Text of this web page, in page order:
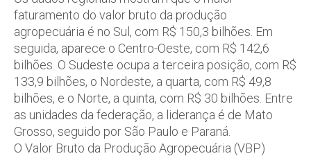
faturamento do valor bruto da produção
agropecuária é no Sul, com R$ 150,3 bilhões. Em
seguida, aparece o Centro-Oeste, com R$ 142,6
bilhões. O Sudeste ocupa a terceira posição, com R$
133,9 bilhões, o Nordeste, a quarta, com R$ 49,8
bilhões, e o Norte, a quinta, com R$ 30 bilhões. Entre
as unidades da federação, a liderança é de Mato
Grosso, seguido por São Paulo e Paraná.
O Valor Bruto da Produção Agropecuária (VBP)